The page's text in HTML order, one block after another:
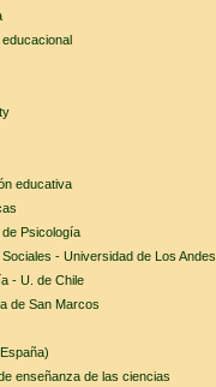
educativa
Psicología
- Universidad de Los Andes
- U. de Chile
de San Marcos
enseñanza de las ciencias